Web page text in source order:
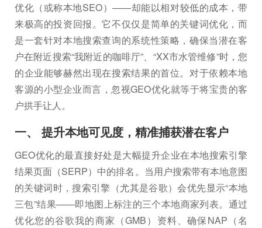
优化（或称本地SEO）——却能以相对较低的成本，带
来极高的投资回报。它不仅仅是简单的关键词优化，而
是一套针对本地搜索查询的系统性策略，确保当潜在客
户在附近搜索“我附近的咖啡厅”、“XX市水管维修”时，您
的企业能够赫然出现在搜索结果的首位。对于依赖本地
客源的小型企业而言，忽视GEO优化就等于将宝贵的客
户拱手让人。
一、 提升本地可见度，精准捕获潜在客户
GEO优化的最直接好处是大幅提升企业在本地搜索引擎
结果页面（SERP）中的排名。当用户搜索带有本地意图
的关键词时，搜索引擎（尤其是谷歌）会优先显示“本地
三包”结果——即地图上标注的三个本地商家列表。通过
优化您的谷歌我的商家（GMB）资料、确保NAP（名